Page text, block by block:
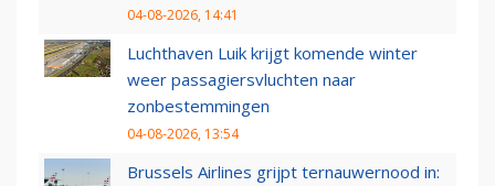
04-08-2026, 14:41
Luchthaven Luik krijgt komende winter
weer passagiersvluchten naar
zonbestemmingen
04-08-2026, 13:54
Brussels Airlines grijpt ternauwernood in: